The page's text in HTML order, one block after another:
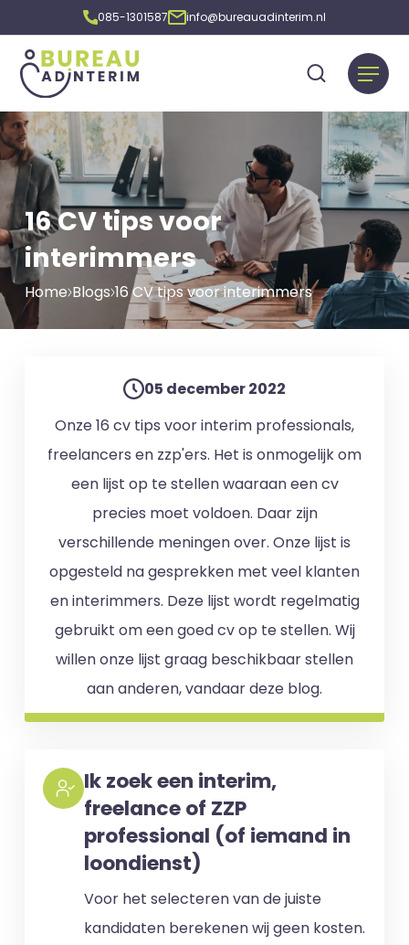
085-1301587 info@bureauadinterim.nl
16 CV tips voor
interimmers
Home Blogs 16 CV tips voor interimmers
05 december 2022
Onze 16 cv tips voor interim professionals,
freelancers en zzp'ers. Het is onmogelijk om
een lijst op te stellen waaraan een cv
precies moet voldoen. Daar zijn
verschillende meningen over. Onze lijst is
opgesteld na gesprekken met veel klanten
en interimmers. Deze lijst wordt regelmatig
gebruikt om een goed cv op te stellen. Wij
willen onze lijst graag beschikbaar stellen
aan anderen, vandaar deze blog.
Ik zoek een interim,
freelance of ZZP
professional (of iemand in
loondienst)
Voor het selecteren van de juiste
kandidaten berekenen wij geen kosten.